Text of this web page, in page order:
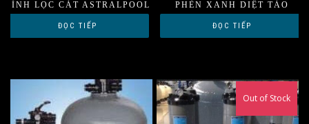
BÌNH LỌC CÁT ASTRALPOOL
ĐỌC TIẾP
PHÈN XANH DIỆT TẢO
ĐỌC TIẾP
Out of Stock